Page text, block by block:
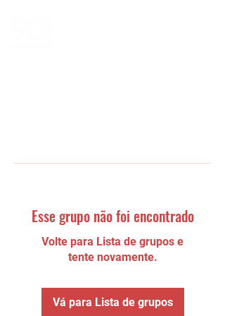
Esse grupo não foi encontrado
Volte para Lista de grupos e
tente novamente.
Vá para Lista de grupos